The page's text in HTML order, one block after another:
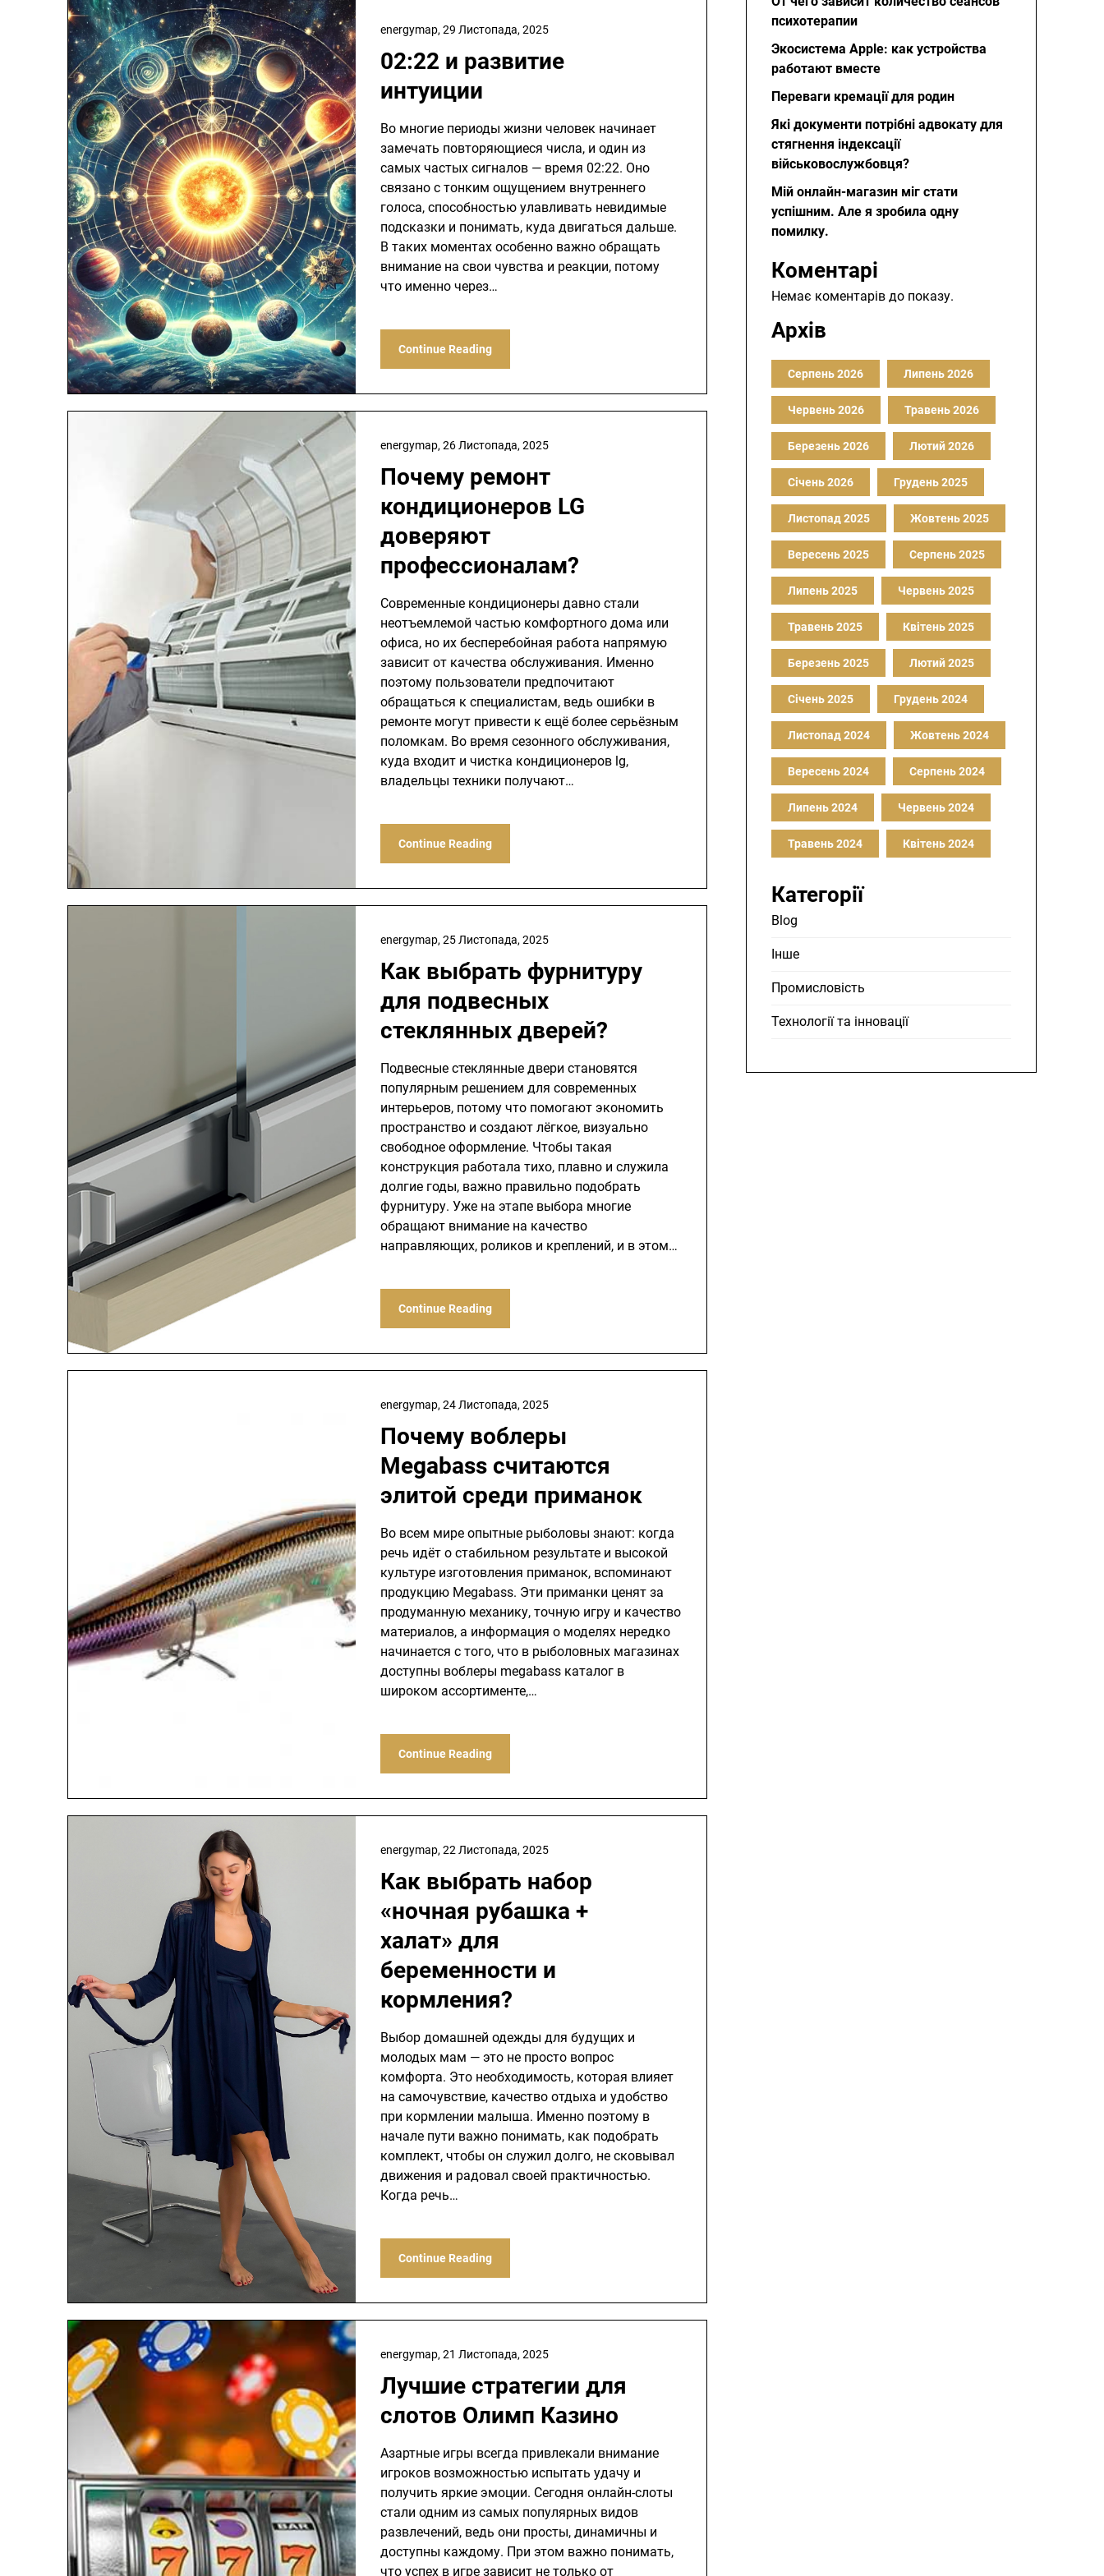
02:22 и развитие
интуиции
energymap, 29 Листопада, 2025
Во многие периоды жизни человек начинает
замечать повторяющиеся числа, и один из
самых частых сигналов — время 02:22. Оно
связано с тонким ощущением внутреннего
голоса, способностью улавливать невидимые
подсказки и понимать, куда двигаться дальше.
В таких моментах особенно важно обращать
внимание на свои чувства и реакции, потому
что именно через…
Continue Reading
Почему ремонт
кондиционеров LG
доверяют
профессионалам?
energymap, 26 Листопада, 2025
Современные кондиционеры давно стали
неотъемлемой частью комфортного дома или
офиса, но их бесперебойная работа напрямую
зависит от качества обслуживания. Именно
поэтому пользователи предпочитают
обращаться к специалистам, ведь ошибки в
ремонте могут привести к ещё более серьёзным
поломкам. Во время сезонного обслуживания,
куда входит и чистка кондиционеров lg,
владельцы техники получают…
Continue Reading
Как выбрать фурнитуру
для подвесных
стеклянных дверей?
energymap, 25 Листопада, 2025
Подвесные стеклянные двери становятся
популярным решением для современных
интерьеров, потому что помогают экономить
пространство и создают лёгкое, визуально
свободное оформление. Чтобы такая
конструкция работала тихо, плавно и служила
долгие годы, важно правильно подобрать
фурнитуру. Уже на этапе выбора многие
обращают внимание на качество
направляющих, роликов и креплений, и в этом…
Continue Reading
Почему воблеры
Megabass считаются
элитой среди приманок
energymap, 24 Листопада, 2025
Во всем мире опытные рыболовы знают: когда
речь идёт о стабильном результате и высокой
культуре изготовления приманок, вспоминают
продукцию Megabass. Эти приманки ценят за
продуманную механику, точную игру и качество
материалов, а информация о моделях нередко
начинается с того, что в рыболовных магазинах
доступны воблеры megabass каталог в
широком ассортименте,…
Continue Reading
Как выбрать набор
«ночная рубашка +
халат» для
беременности и
кормления?
energymap, 22 Листопада, 2025
Выбор домашней одежды для будущих и
молодых мам — это не просто вопрос
комфорта. Это необходимость, которая влияет
на самочувствие, качество отдыха и удобство
при кормлении малыша. Именно поэтому в
начале пути важно понимать, как подобрать
комплект, чтобы он служил долго, не сковывал
движения и радовал своей практичностью.
Когда речь…
Continue Reading
Лучшие стратегии для
слотов Олимп Казино
energymap, 21 Листопада, 2025
Азартные игры всегда привлекали внимание
игроков возможностью испытать удачу и
получить яркие эмоции. Сегодня онлайн-слоты
стали одним из самых популярных видов
развлечений, ведь они просты, динамичны и
доступны каждому. При этом важно понимать,
что успех в игре зависит не только от
психотерапии
Экосистема Apple: как устройства
работают вместе
Переваги кремації для родин
Які документи потрібні адвокату для
стягнення індексації
військовослужбовця?
Мій онлайн-магазин міг стати
успішним. Але я зробила одну
помилку.
Коментарі
Немає коментарів до показу.
Архів
Серпень 2026 Липень 2026
Червень 2026 Травень 2026
Березень 2026 Лютий 2026
Січень 2026 Грудень 2025
Листопад 2025 Жовтень 2025
Вересень 2025 Серпень 2025
Липень 2025 Червень 2025
Травень 2025 Квітень 2025
Березень 2025 Лютий 2025
Січень 2025 Грудень 2024
Листопад 2024 Жовтень 2024
Вересень 2024 Серпень 2024
Липень 2024 Червень 2024
Травень 2024 Квітень 2024
Категорії
Blog
Інше
Промисловість
Технології та інновації